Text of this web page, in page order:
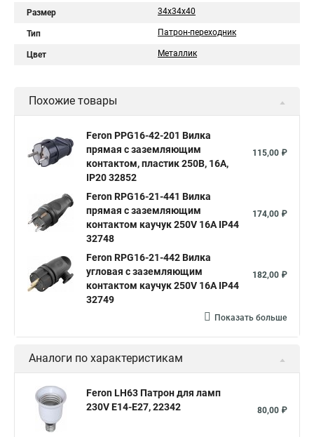
Размер 34х34х40
Тип Патрон-переходник
Цвет Металлик
Похожие товары
Feron PPG16-42-201 Вилка
прямая с заземляющим
контактом, пластик 250В, 16A,
IP20 32852
115,00 ₽
Feron RPG16-21-441 Вилка
прямая с заземляющим
контактом каучук 250V 16A IP44
32748
174,00 ₽
Feron RPG16-21-442 Вилка
угловая с заземляющим
контактом каучук 250V 16A IP44
32749
182,00 ₽
Показать больше
Аналоги по характеристикам
Feron LH63 Патрон для ламп
230V Е14-Е27, 22342
80,00 ₽